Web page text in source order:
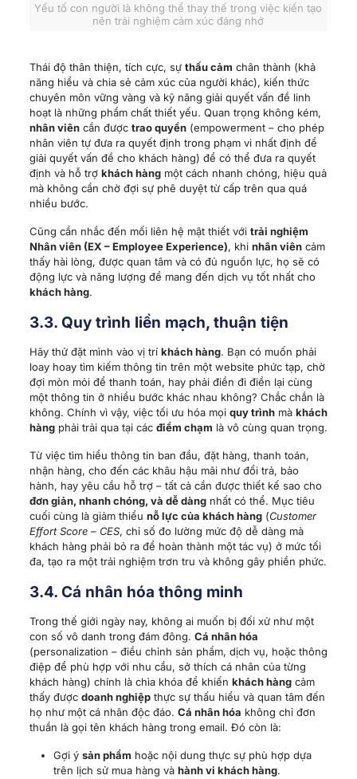
Yếu tố con người là không thể thay thế trong việc kiến tạo
nên trải nghiệm cảm xúc đáng nhớ
Thái độ thân thiện, tích cực, sự thấu cảm chân thành (khả
năng hiểu và chia sẻ cảm xúc của người khác), kiến thức
chuyên môn vững vàng và kỹ năng giải quyết vấn đề linh
hoạt là những phẩm chất thiết yếu. Quan trọng không kém,
nhân viêncần được trao quyền(empowerment – cho phép
nhân viên tự đưa ra quyết định trong phạm vi nhất định để
giải quyết vấn đề cho khách hàng) để có thể đưa ra quyết
định và hỗ trợ khách hàngmột cách nhanh chóng, hiệu quả
mà không cần chờ đợi sự phê duyệt từ cấp trên qua quá
nhiều bước.
Cũng cần nhắc đến mối liên hệ mật thiết với trải nghiệm
Nhân viên (EX – Employee Experience), khi nhân viêncảm
thấy hài lòng, được quan tâm và có đủ nguồn lực, họ sẽ có
động lực và năng lượng để mang đến dịch vụ tốt nhất cho
khách hàng.
3.3. Quy trình liền mạch, thuận tiện
Hãy thử đặt mình vào vị trí khách hàng. Bạn có muốn phải
loay hoay tìm kiếm thông tin trên một website phức tạp, chờ
đợi mòn mỏi để thanh toán, hay phải điền đi điền lại cùng
một thông tin ở nhiều bước khác nhau không? Chắc chắn là
không. Chính vì vậy, việc tối ưu hóa mọi quy trìnhmà khách
hàngphải trải qua tại các điểm chạm là vô cùng quan trọng.
Từ việc tìm hiểu thông tin ban đầu, đặt hàng, thanh toán,
nhận hàng, cho đến các khâu hậu mãi như đổi trả, bảo
hành, hay yêu cầu hỗ trợ – tất cả cần được thiết kế sao cho
đơn giản, nhanh chóng, và dễ dàngnhất có thể. Mục tiêu
cuối cùng là giảm thiểu nỗ lực của khách hàng(Customer
Effort Score – CES, chỉ số đo lường mức độ dễ dàng mà
khách hàng phải bỏ ra để hoàn thành một tác vụ) ở mức tối
đa, tạo ra một trải nghiệm trơn tru và không gây phiền phức.
3.4. Cá nhân hóa thông minh
Trong thế giới ngày nay, không ai muốn bị đối xử như một
con số vô danh trong đám đông. Cá nhân hóa
(personalization – điều chỉnh sản phẩm, dịch vụ, hoặc thông
điệp để phù hợp với nhu cầu, sở thích cá nhân của từng
khách hàng) chính là chìa khóa để khiến khách hàngcảm
thấy được doanh nghiệpthực sự thấu hiểu và quan tâm đến
họ như một cá nhân độc đáo. Cá nhân hóa không chỉ đơn
thuần là gọi tên khách hàng trong email. Đó còn là:
Gợi ý sản phẩm hoặc nội dung thực sự phù hợp dựa
trên lịch sử mua hàng và hành vi khách hàng.